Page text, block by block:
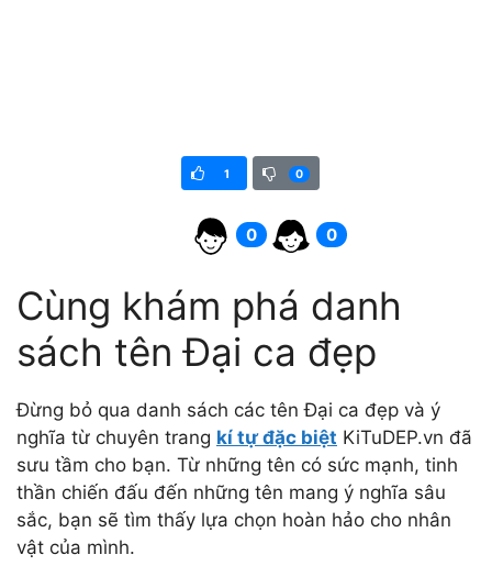
1 0
0 0
Cùng khám phá danh
sách tên Đại ca đẹp
Đừng bỏ qua danh sách các tên Đại ca đẹp và ý
nghĩa từ chuyên trang kí tự đặc biệt KiTuDEP.vn đã
sưu tầm cho bạn. Từ những tên có sức mạnh, tinh
thần chiến đấu đến những tên mang ý nghĩa sâu
sắc, bạn sẽ tìm thấy lựa chọn hoàn hảo cho nhân
vật của mình.